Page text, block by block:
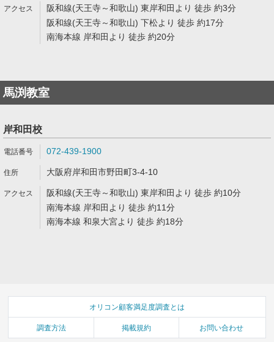
阪和線(天王寺～和歌山) 東岸和田より 徒歩 約3分
阪和線(天王寺～和歌山) 下松より 徒歩 約17分
南海本線 岸和田より 徒歩 約20分
馬渕教室
岸和田校
072-439-1900
大阪府岸和田市野田町3-4-10
阪和線(天王寺～和歌山) 東岸和田より 徒歩 約10分
南海本線 岸和田より 徒歩 約11分
南海本線 和泉大宮より 徒歩 約18分
オリコン顧客満足度調査とは
調査方法 掲載規約 お問い合わせ